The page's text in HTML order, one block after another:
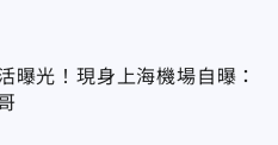
曝光！現身上海機場自曝：